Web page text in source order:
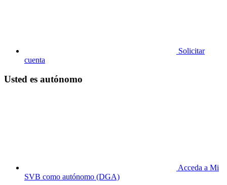
Solicitar
cuenta
Usted es autónomo
Acceda a Mi
SVB como autónomo (DGA)